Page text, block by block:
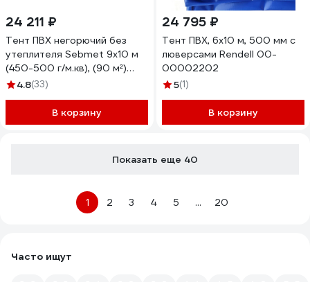
24 211 ₽
Тент ПВХ негорючий без
утеплителя Sebmet 9x10 м
(450-500 г/м.кв), (90 м²)
TD0790450910П
4.8(33)
В корзину
24 795 ₽
Тент ПВХ, 6x10 м, 500 мм с
люверсами Rendell 00-
00002202
5(1)
В корзину
Показать еще 40
1 2 3 4 5 ... 20
Часто ищут